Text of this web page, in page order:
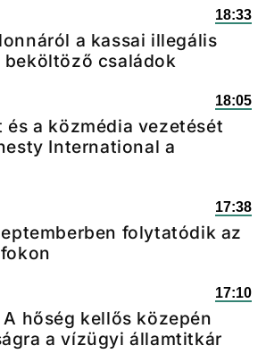
18:33
a kassai illegális
családok
18:05
és a közmédia vezetését
International a
17:38
folytatódik az
17:10
hőség kellős közepén
a vízügyi államtitkár